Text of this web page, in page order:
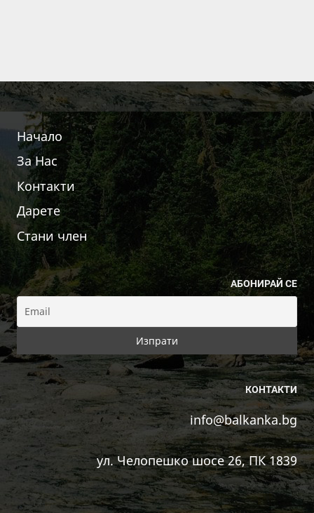
Начало
За Нас
Контакти
Дарете
Стани член
АБОНИРАЙ СЕ
КОНТАКТИ
info@balkanka.bg
ул. Челопешко шосе 26, ПК 1839